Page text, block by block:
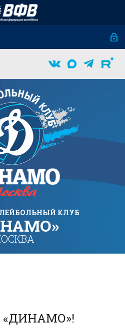
КЛУБ
«ДИНАМО»!